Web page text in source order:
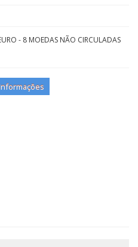
- 8 MOEDAS NÃO CIRCULADAS